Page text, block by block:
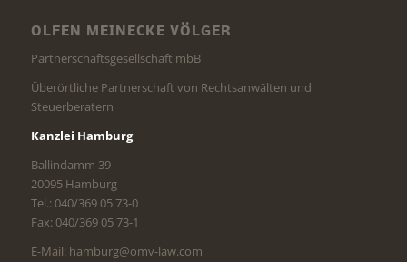
OLFEN MEINECKE VÖLGER
Partnerschaftsgesellschaft mbB
Überörtliche Partnerschaft von Rechtsanwälten und
Steuerberatern
Kanzlei Hamburg
Ballindamm 39
20095 Hamburg
Tel.: 040/369 05 73-0
Fax: 040/369 05 73-1
E-Mail: hamburg@omv-law.com